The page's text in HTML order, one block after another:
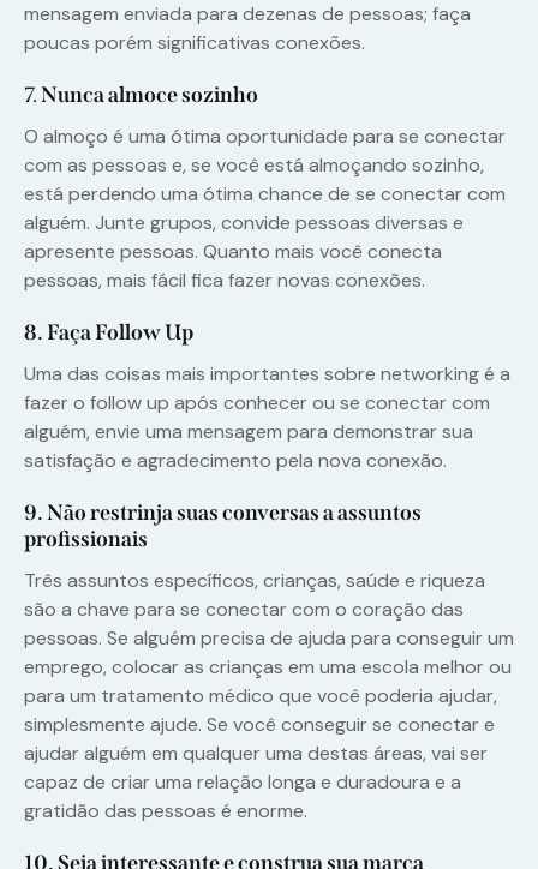
mensagem enviada para dezenas de pessoas; faça
poucas porém significativas conexões.
7.Nunca almoce sozinho
O almoço é uma ótima oportunidade para se conectar
com as pessoas e, se você está almoçando sozinho,
está perdendo uma ótima chance de se conectar com
alguém. Junte grupos, convide pessoas diversas e
apresente pessoas. Quanto mais você conecta
pessoas, mais fácil fica fazer novas conexões.
8. Faça Follow Up
Uma das coisas mais importantes sobre networking é a
fazer o follow up após conhecer ou se conectar com
alguém, envie uma mensagem para demonstrar sua
satisfação e agradecimento pela nova conexão.
9. Não restrinja suas conversas a assuntos
profissionais
Três assuntos específicos, crianças, saúde e riqueza
são a chave para se conectar com o coração das
pessoas. Se alguém precisa de ajuda para conseguir um
emprego, colocar as crianças em uma escola melhor ou
para um tratamento médico que você poderia ajudar,
simplesmente ajude. Se você conseguir se conectar e
ajudar alguém em qualquer uma destas áreas, vai ser
capaz de criar uma relação longa e duradoura e a
gratidão das pessoas é enorme.
10. Seja interessante e construa sua marca